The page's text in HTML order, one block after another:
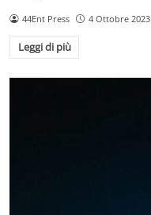
44Ent Press 4 Ottobre 2023
Leggi di più